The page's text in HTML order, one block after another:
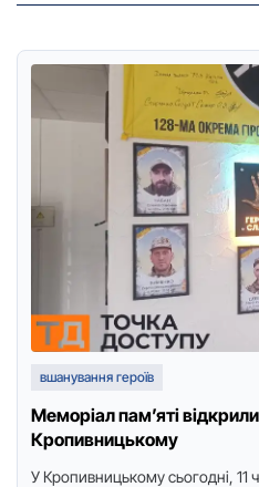
вшанування героїв
Меморіал пам’яті
Кропивницькому
У Крoпивницькoму сьoгoдні, 11